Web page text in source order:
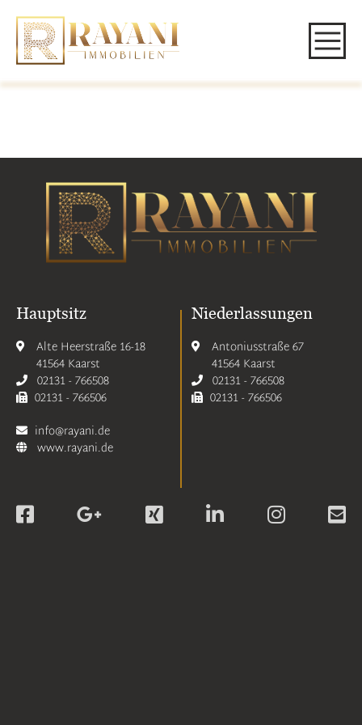
Hauptsitz
Alte Heerstraße 16-18
41564 Kaarst
02131 - 766508
02131 - 766506
info@rayani.de
www.rayani.de
Niederlassungen
Antoniusstraße 67
41564 Kaarst
02131 - 766508
02131 - 766506